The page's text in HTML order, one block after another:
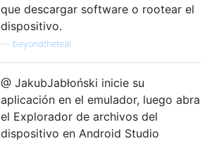
que descargar software o rootear el
dispositivo.
beyondtheteal
@ JakubJabłoński inicie su
aplicación en el emulador, luego abra
el Explorador de archivos del
dispositivo en Android Studio